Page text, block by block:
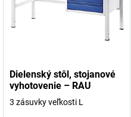
Dielenský stôl, stojanové
vyhotovenie – RAU
3 zásuvky veľkosti L